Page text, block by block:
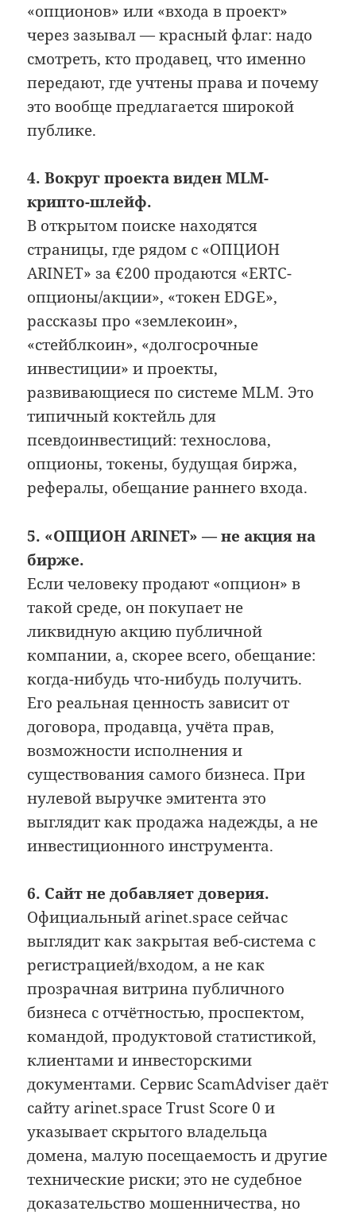
«опционов» или «входа в проект»
через зазывал — красный флаг: надо
смотреть, кто продавец, что именно
передают, где учтены права и почему
это вообще предлагается широкой
публике.
4. Вокруг проекта виден MLM-
крипто-шлейф.
В открытом поиске находятся
страницы, где рядом с «ОПЦИОН
ARINET» за €200 продаются «ERTC-
опционы/акции», «токен EDGE»,
рассказы про «землекоин»,
«стейблкоин», «долгосрочные
инвестиции» и проекты,
развивающиеся по системе MLM. Это
типичный коктейль для
псевдоинвестиций: технослова,
опционы, токены, будущая биржа,
рефералы, обещание раннего входа.
5. «ОПЦИОН ARINET» — не акция на
бирже.
Если человеку продают «опцион» в
такой среде, он покупает не
ликвидную акцию публичной
компании, а, скорее всего, обещание:
когда-нибудь что-нибудь получить.
Его реальная ценность зависит от
договора, продавца, учёта прав,
возможности исполнения и
существования самого бизнеса. При
нулевой выручке эмитента это
выглядит как продажа надежды, а не
инвестиционного инструмента.
6. Сайт не добавляет доверия.
Официальный arinet.space сейчас
выглядит как закрытая веб-система с
регистрацией/входом, а не как
прозрачная витрина публичного
бизнеса с отчётностью, проспектом,
командой, продуктовой статистикой,
клиентами и инвесторскими
документами. Сервис ScamAdviser даёт
сайту arinet.space Trust Score 0 и
указывает скрытого владельца
домена, малую посещаемость и другие
технические риски; это не судебное
доказательство мошенничества, но